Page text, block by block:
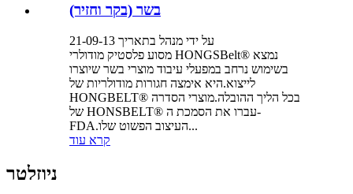
בשר (בקר וחזיר)
על ידי מנהל בתאריך 21-09-13
מסוע פלסטיק מודולרי HONGSBelt® נמצא
בשימוש נרחב במפעלי עיבוד מוצרי בשר שיוצרו
לייצוא.היא אימצה חגורות מודולריות של
HONGBELT® בכל הליך ההובלה.מוצרי הסדרה
של HONSBELT® עברו את הסמכת ה-
FDA.העיצוב הפשוט שלו...
קרא עוד
ניוזלטר